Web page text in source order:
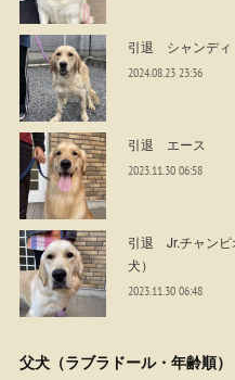
引退 シャンディ
2024.08.23 23:36
引退 エース
2023.11.30 06:58
引退 Jr.チャンピ
犬）
2023.11.30 06:48
父犬（ラブラドール・年齢順）